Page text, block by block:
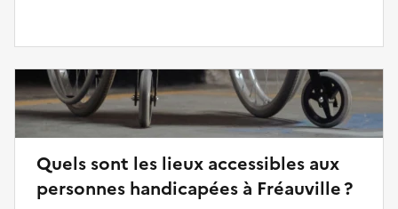
Quels sont les lieux accessibles aux
personnes handicapées à Fréauville ?